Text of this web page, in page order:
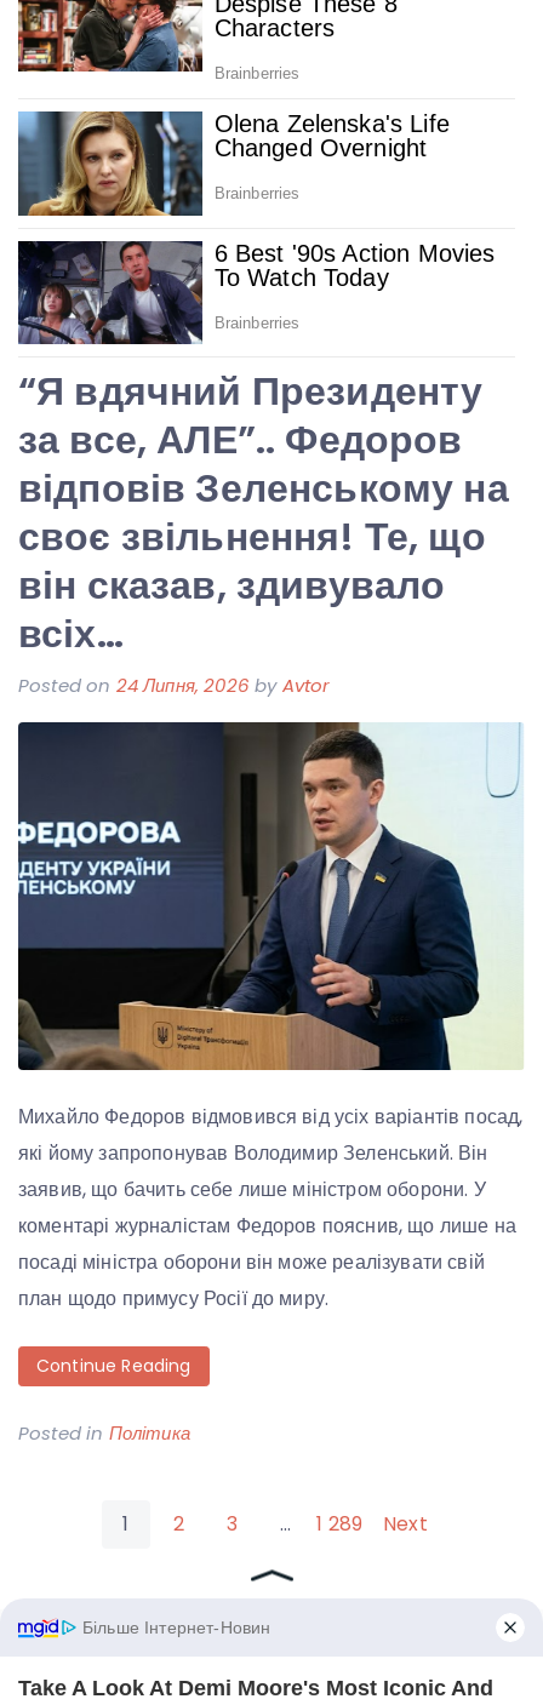
“Я вдячний Президенту
за все, АЛЕ”.. Федоров
відповів Зеленському на
своє звільнення! Те, що
він сказав, здивувало
всіх…
Posted on 24 Липня, 2026 byAvtor
Михайло Федоров відмовився від усіх варіантів посад,
які йому запропонував Володимир Зеленський. Він
заявив, що бачить себе лише міністром оборони. У
коментарі журналістам Федоров пояснив, що лише на
посаді міністра оборони він може реалізувати свій
план щодо примусу Росії до миру.
Continue Reading
Posted in Політика
Пагінація
1 2 3 … 1 289 Next
WordPress Theme:Blog Gutenby TwoPoints.